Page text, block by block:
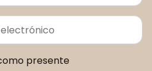
presente